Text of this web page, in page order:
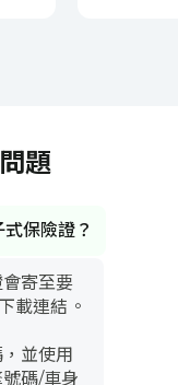
題
保險證？
寄至要
載連結。
並使用
碼/車身